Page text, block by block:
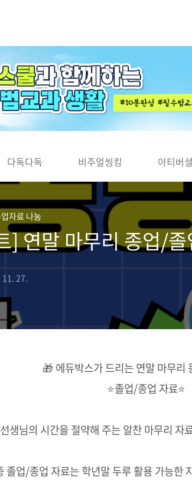
다독다독 비주얼씽킹 아티버셜
자료 나눔
] 연말 마무리 종업/
27.
🎁 에듀박스가 드리는 연말 마무리
⭐졸업/종업 자료⭐
선생님의 시간을 절약해 주는 알찬 마무리 자
졸업/종업 자료는 학년말 두루 활용 가능한